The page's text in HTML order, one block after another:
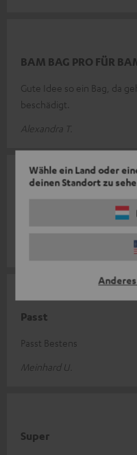
Wähle ein Land oder
deinen Standort zu
BAM BAG PRO FÜR
Gute Idee so ein Bag, da
beschädigt.
Alexandra T.
Eine gute, stabile Tasche.
Passt
Passt Bestens
Meinhard U.
Super